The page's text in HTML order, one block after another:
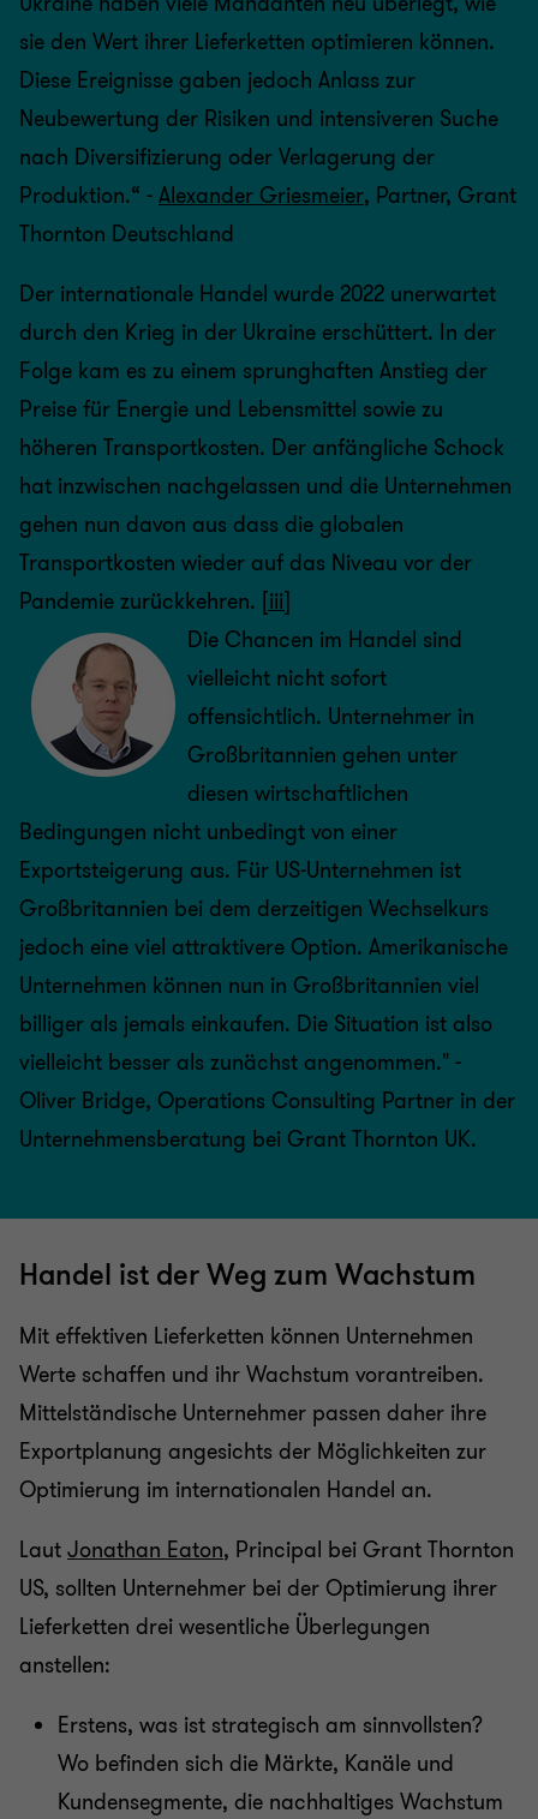
sie den Wert ihrer Lieferketten optimieren können.
Diese Ereignisse gaben jedoch Anlass zur
Neubewertung der Risiken und intensiveren Suche
nach Diversifizierung oder Verlagerung der
Produktion.“ - Alexander Griesmeier, Partner, Grant
Thornton Deutschland
Der internationale Handel wurde 2022 unerwartet
durch den Krieg in der Ukraine erschüttert. In der
Folge kam es zu einem sprunghaften Anstieg der
Preise für Energie und Lebensmittel sowie zu
höheren Transportkosten. Der anfängliche Schock
hat inzwischen nachgelassen und die Unternehmen
gehen nun davon aus dass die globalen
Transportkosten wieder auf das Niveau vor der
Pandemie zurückkehren. [iii]
Die Chancen im Handel sind
vielleicht nicht sofort
offensichtlich. Unternehmer in
Großbritannien gehen unter
diesen wirtschaftlichen
Bedingungen nicht unbedingt von einer
Exportsteigerung aus. Für US-Unternehmen ist
Großbritannien bei dem derzeitigen Wechselkurs
jedoch eine viel attraktivere Option. Amerikanische
Unternehmen können nun in Großbritannien viel
billiger als jemals einkaufen. Die Situation ist also
vielleicht besser als zunächst angenommen." -
Oliver Bridge, Operations Consulting Partner in der
Unternehmensberatung bei Grant Thornton UK.
Handel ist der Weg zum Wachstum
Mit effektiven Lieferketten können Unternehmen
Werte schaffen und ihr Wachstum vorantreiben.
Mittelständische Unternehmer passen daher ihre
Exportplanung angesichts der Möglichkeiten zur
Optimierung im internationalen Handel an.
Laut Jonathan Eaton, Principal bei Grant Thornton
US, sollten Unternehmer bei der Optimierung ihrer
Lieferketten drei wesentliche Überlegungen
anstellen:
Erstens, was ist strategisch am sinnvollsten?
Wo befinden sich die Märkte, Kanäle und
Kundensegmente, die nachhaltiges Wachstum